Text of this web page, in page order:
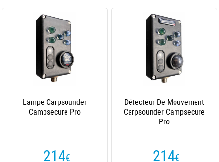
Lampe Carpsounder
Campsecure Pro
214€
Détecteur De Mouvement
Carpsounder Campsecure
Pro
214€